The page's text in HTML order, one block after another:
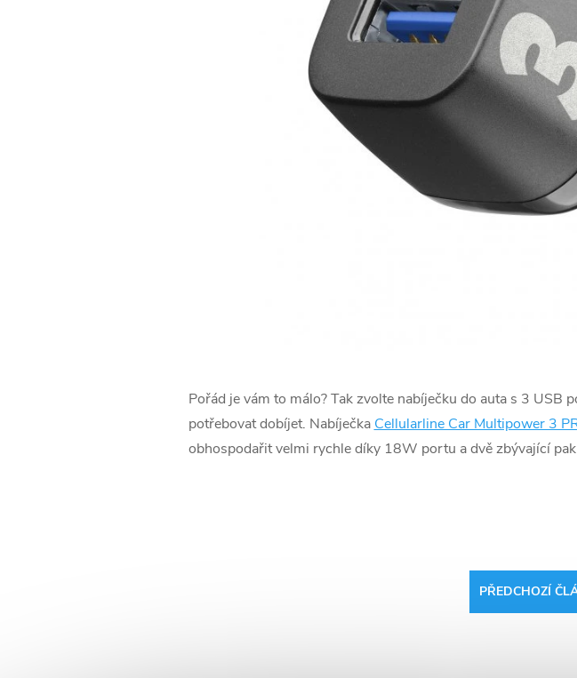
Pořád je vám to málo? Tak zvolte nabíječku do auta s 3
potřebovat dobíjet. Nabíječka Cellularline Car Multipower 3
obhospodařit velmi rychle díky 18W portu a dvě zbývající
PŘEDCHOZÍ